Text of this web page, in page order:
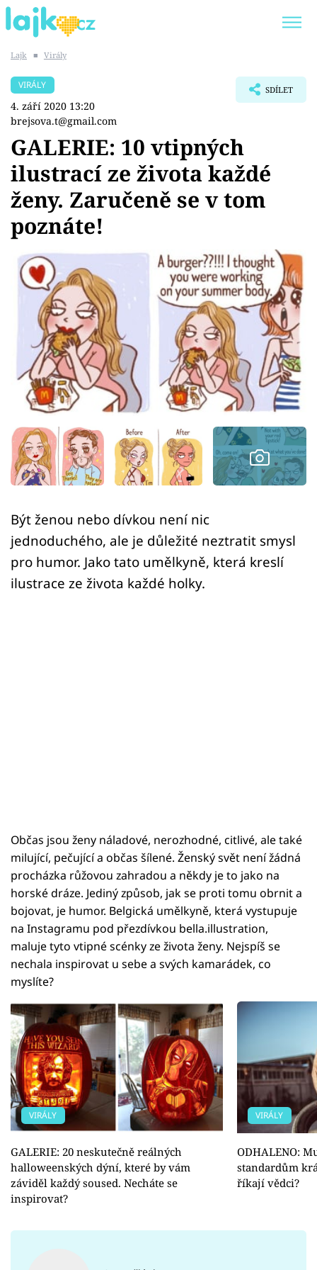
SHOPAHOLICADEL
Témata
Showbyznys
Youtubeři
Virály
Sex a vztahy
Videa
Sledujte prima+
Přihlášení
Sledujte nás
Lajk ■ Virály
VIRÁLY
4. září 2020 13:20
brejsova.t@gmail.com
SDÍLET
GALERIE: 10 vtipných
ilustrací ze života každé
ženy. Zaručeně se v tom
poznáte!
Být ženou nebo dívkou není nic
jednoduchého, ale je důležité neztratit smysl
pro humor. Jako tato umělkyně, která kreslí
ilustrace ze života každé holky.
Občas jsou ženy náladové, nerozhodné, citlivé, ale také
milující, pečující a občas šílené. Ženský svět není žádná
procházka růžovou zahradou a někdy je to jako na
horské dráze. Jediný způsob, jak se proti tomu obrnit a
bojovat, je humor. Belgická umělkyně, která vystupuje
na Instagramu pod přezdívkou bella.illustration,
maluje tyto vtipné scénky ze života ženy. Nejspíš se
nechala inspirovat u sebe a svých kamarádek, co
myslíte?
VIRÁLY
GALERIE: 20 neskutečně reálných
halloweenských dýní, které by vám
záviděl každý soused. Necháte se
inspirovat?
VIRÁLY
ODHALENO:
standardům
říkají vědci?